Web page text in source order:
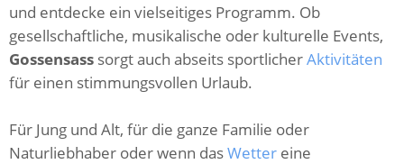
und entdecke ein vielseitiges Programm. Ob
gesellschaftliche, musikalische oder kulturelle Events,
Gossensass sorgt auch abseits sportlicherAktivitäten
für einen stimmungsvollen Urlaub.
Für Jung und Alt, für die ganze Familie oder
Naturliebhaber oder wenn dasWetter eine